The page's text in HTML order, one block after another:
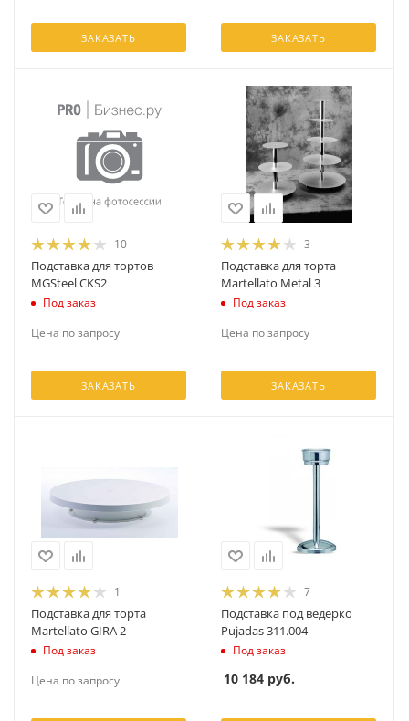
ЗАКАЗАТЬ ЗАКАЗАТЬ
10
Подставка для тортов
MGSteel CKS2
Под заказ
Цена по запросу
ЗАКАЗАТЬ
3
Подставка для торта
Martellato Metal 3
Под заказ
Цена по запросу
ЗАКАЗАТЬ
1
Подставка для торта
Martellato GIRA 2
Под заказ
Цена по запросу
7
Подставка под ведерко
Pujadas 311.004
Под заказ
10 184 руб.